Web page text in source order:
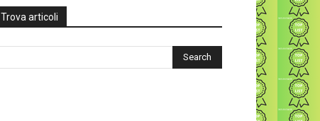
Trova articoli